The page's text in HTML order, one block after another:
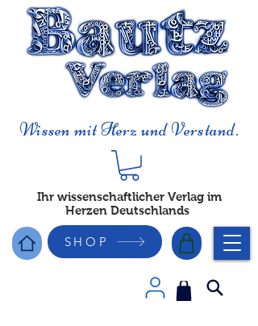
Wissen mit Herz und Verstand.
Ihr wissenschaftlicher Verlag im
Herzen Deutschlands
SHOP